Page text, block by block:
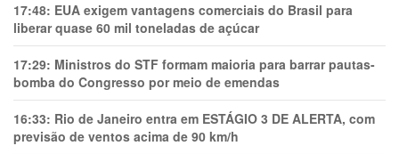
17:48: EUA exigem vantagens comerciais do Brasil para
liberar quase 60 mil toneladas de açúcar
17:29: Ministros do STF formam maioria para barrar pautas-
bomba do Congresso por meio de emendas
16:33: Rio de Janeiro entra em ESTÁGIO 3 DE ALERTA, com
previsão de ventos acima de 90 km/h